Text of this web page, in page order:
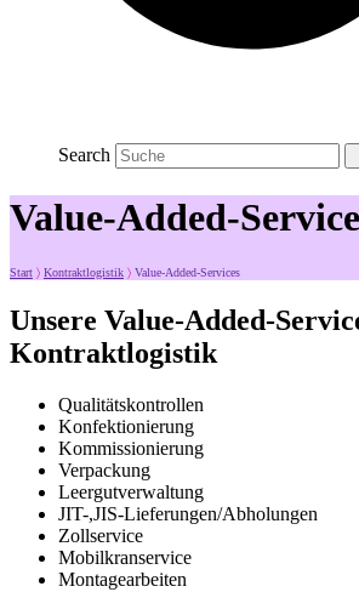
Search
Value-Added-
Start 〉 Kontraktlogistik 〉 Value-Added-Services
Unsere Value-Added-
Kontraktlogistik
Qualitätskontrollen
Konfektionierung
Kommissionierung
Verpackung
Leergutverwaltung
JIT-,JIS-Lieferungen/Abholungen
Zollservice
Mobilkranservice
Montagearbeiten